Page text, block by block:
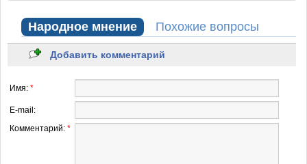
Народное мнение Похожие вопросы
Добавить комментарий
Имя: *
E-mail:
Комментарий: *